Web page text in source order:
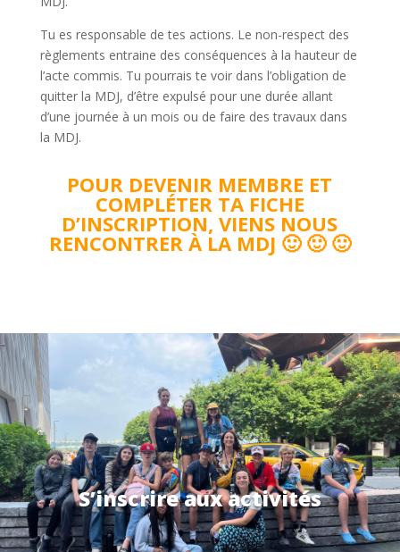
Tu es responsable de tes actions. Le non-respect des
règlements entraine des conséquences à la hauteur de
l’acte commis. Tu pourrais te voir dans l’obligation de
quitter la MDJ, d’être expulsé pour une durée allant
d’une journée à un mois ou de faire des travaux dans
la MDJ.
POUR DEVENIR MEMBRE ET
COMPLÉTER TA FICHE
D’INSCRIPTION, VIENS NOUS
RENCONTRER À LA MDJ 🙂 🙂 🙂
S’inscrire aux activités